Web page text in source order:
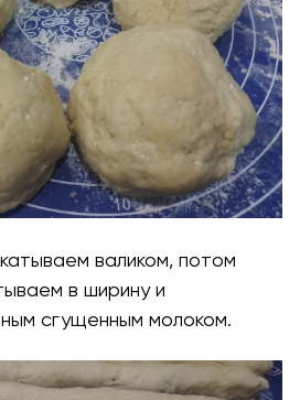
валиком, потом
в ширину и
сгущенным молоком.